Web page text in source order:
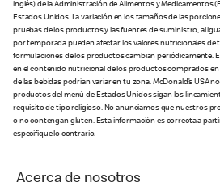
inglés) de la Administración de Alimentos y Medicamentos
Estados Unidos. La variación en los tamaños de las
pruebas de los productos y las fuentes de suministro, al
por temporada pueden afectar los valores nutricionales de
formulaciones de los productos cambian periódicamente.
en el contenido nutricional de los productos comprados
de las bebidas podrían variar en tu zona. McDonald’s USA
productos del menú de Estados Unidos sigan los
requisito de tipo religioso. No anunciamos que nuestros
o no contengan gluten. Esta información es correcta a
especifique lo contrario.
Acerca de nosotros